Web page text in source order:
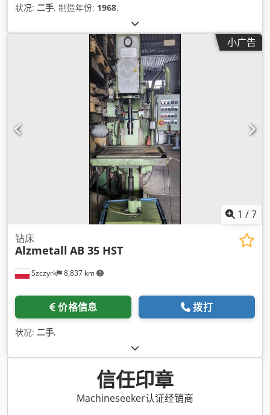
状况: 二手, 制造年份: 1968,
小广告
1 /7
Szczyrk 8,837 km
钻床
Alzmetall AB 35 HST
价格信息 拨打
状况: 二手,
信任印章
Machineseeker认证经销商